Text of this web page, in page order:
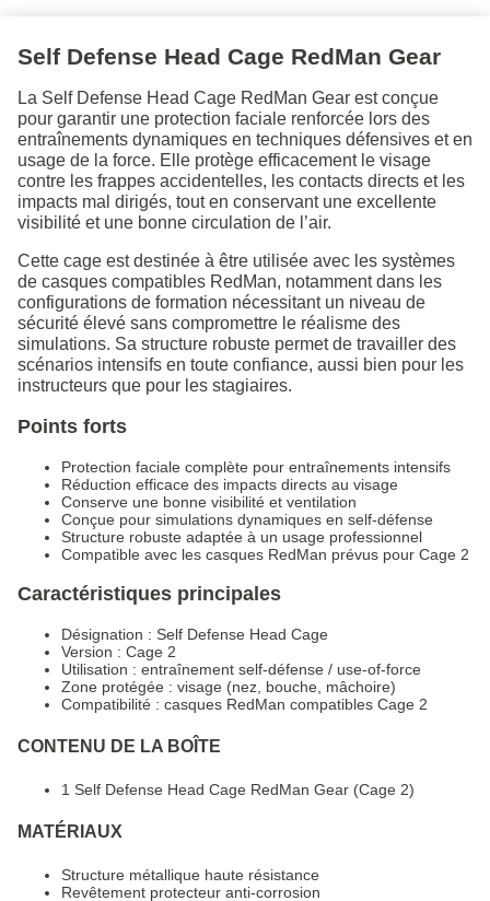
Self Defense Head Cage RedMan Gear
La Self Defense Head Cage RedMan Gear est conçue
pour garantir une protection faciale renforcée lors des
entraînements dynamiques en techniques défensives et en
usage de la force. Elle protège efficacement le visage
contre les frappes accidentelles, les contacts directs et les
impacts mal dirigés, tout en conservant une excellente
visibilité et une bonne circulation de l’air.
Cette cage est destinée à être utilisée avec les systèmes
de casques compatibles RedMan, notamment dans les
configurations de formation nécessitant un niveau de
sécurité élevé sans compromettre le réalisme des
simulations. Sa structure robuste permet de travailler des
scénarios intensifs en toute confiance, aussi bien pour les
instructeurs que pour les stagiaires.
Points forts
Protection faciale complète pour entraînements intensifs
Réduction efficace des impacts directs au visage
Conserve une bonne visibilité et ventilation
Conçue pour simulations dynamiques en self-défense
Structure robuste adaptée à un usage professionnel
Compatible avec les casques RedMan prévus pour Cage 2
Caractéristiques principales
Désignation : Self Defense Head Cage
Version : Cage 2
Utilisation : entraînement self-défense / use-of-force
Zone protégée : visage (nez, bouche, mâchoire)
Compatibilité : casques RedMan compatibles Cage 2
CONTENU DE LA BOÎTE
1 Self Defense Head Cage RedMan Gear (Cage 2)
MATÉRIAUX
Structure métallique haute résistance
Revêtement protecteur anti-corrosion